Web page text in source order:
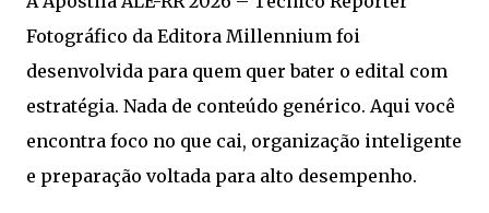
Fotográfico da Editora Millennium foi
desenvolvida para quem quer bater o edital com
estratégia. Nada de conteúdo genérico. Aqui você
encontra foco no que cai, organização inteligente
e preparação voltada para alto desempenho.